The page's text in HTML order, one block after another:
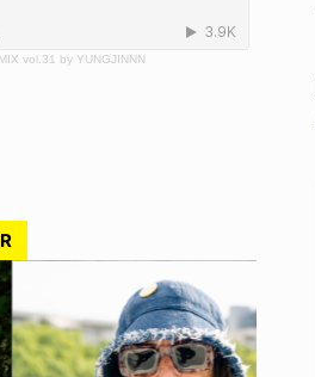
vol.31 by YUNGJINNN